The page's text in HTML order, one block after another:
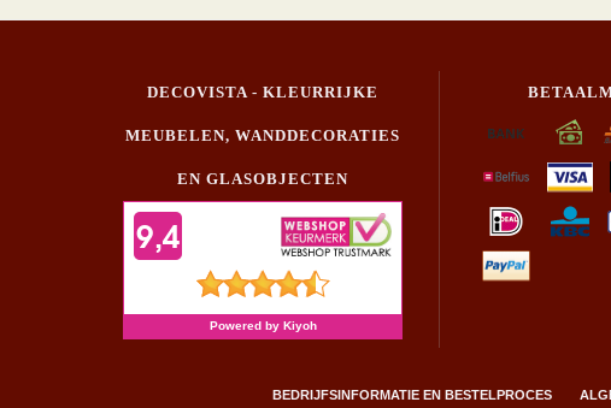
DECOVISTA - KLEURRIJKE
MEUBELEN, WANDDECORATIES
EN GLASOBJECTEN
BEDRIJFSINFORMATIE EN BESTELPROCES